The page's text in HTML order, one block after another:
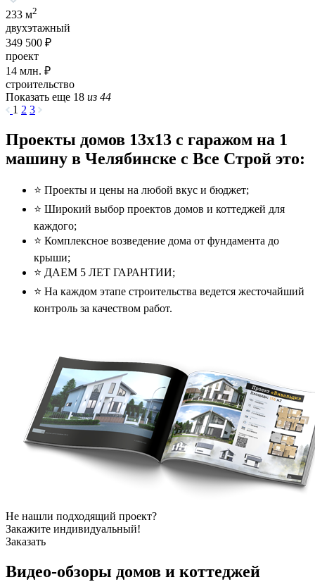
233 м2
двухэтажный
349 500 ₽
проект
14 млн. ₽
строительство
Показать еще 18 из 44
1 2 3
Проекты домов 13x13 с гаражом на 1
машину в Челябинске с Все Строй это:
⭐️ Проекты и цены на любой вкус и бюджет;
⭐️ Широкий выбор проектов домов и коттеджей для
каждого;
⭐️ Комплексное возведение дома от фундамента до
крыши;
⭐️ ДАЕМ 5 ЛЕТ ГАРАНТИИ;
⭐️ На каждом этапе строительства ведется жесточайший
контроль за качеством работ.
Не нашли подходящий проект?
Закажите индивидуальный!
Заказать
Видео-обзоры домов и коттеджей